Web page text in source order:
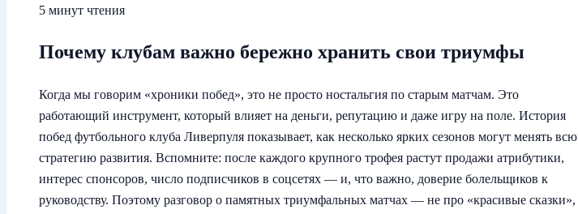
5 минут чтения
Почему клубам важно бережно хранить свои триумфы
Когда мы говорим «хроники побед», это не просто ностальгия по старым матчам. Это
работающий инструмент, который влияет на деньги, репутацию и даже игру на поле. История
побед футбольного клуба Ливерпуля показывает, как несколько ярких сезонов могут менять всю
стратегию развития. Вспомните: после каждого крупного трофея растут продажи атрибутики,
интерес спонсоров, число подписчиков в соцсетях — и, что важно, доверие болельщиков к
руководству. Поэтому разговор о памятных триумфальных матчах — не про «красивые сказки»,